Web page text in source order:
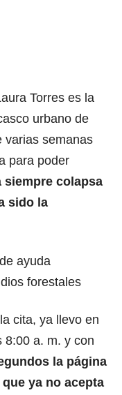
Torres es la
urbano de
varias semanas
para poder
siempre colapsa
sido la
ayuda
forestales
cita, ya llevo en
8:00 a. m. y con
la página
ya no acepta